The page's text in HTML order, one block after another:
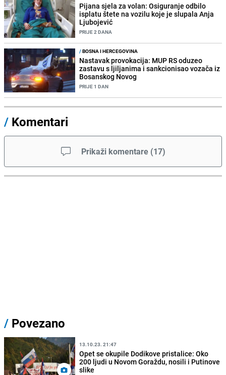
Pijana sjela za volan: Osiguranje odbilo
isplatu štete na vozilu koje je slupala Anja
Ljubojević
PRIJE 2 DANA
/BOSNA I HERCEGOVINA
Nastavak provokacija: MUP RS oduzeo
zastavu s ljiljanima i sankcionisao vozača iz
Bosanskog Novog
PRIJE 1 DAN
/ Komentari
Prikaži komentare (17)
/ Povezano
13.10.23. 21:47
Opet se okupile Dodikove pristalice: Oko
200 ljudi u Novom Goraždu, nosili i Putinove
slike